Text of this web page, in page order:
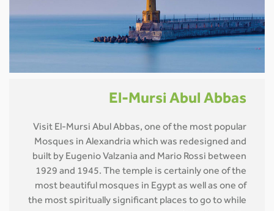
El-Mursi Abul Abbas
Visit El-Mursi Abul Abbas, one of the most popular
Mosques in Alexandria which was redesigned and
built by Eugenio Valzania and Mario Rossi between
1929 and 1945. The temple is certainly one of the
most beautiful mosques in Egypt as well as one of
the most spiritually significant places to go to while